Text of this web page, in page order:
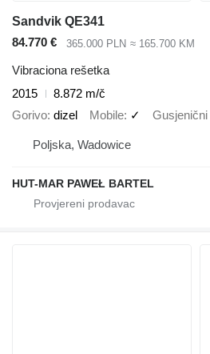
Sandvik QE341
84.770 €
365.000 PLN ≈ 165.700 KM
Vibraciona rešetka
2015
8.872 m/č
Gorivo dizel Mobile ✓
Poljska, Wadowice
HUT-MAR PAWEŁ BARTEL